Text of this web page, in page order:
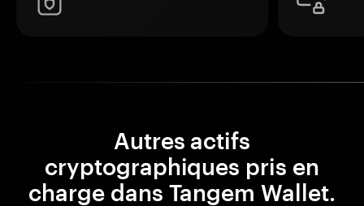
Autres actifs
cryptographiques pris en
charge dans Tangem Wallet.